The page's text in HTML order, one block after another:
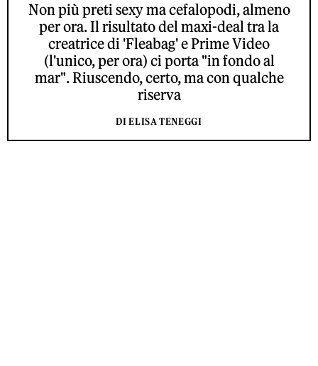
Non più preti sexy ma cefalopodi, almeno
per ora. Il risultato del maxi-deal tra la
creatrice di 'Fleabag' e Prime Video
(l'unico, per ora) ci porta "in fondo al
mar". Riuscendo, certo, ma con qualche
riserva
DI ELISA TENEGGI